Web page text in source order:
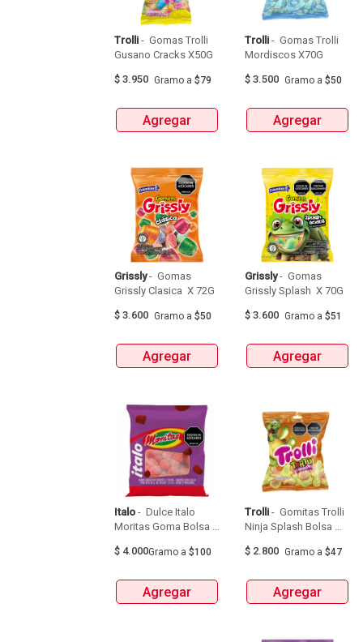
Trolli - Gomas Trolli
$ 3.950 Gramoa $79
Agregar
Trolli - Gomas Trolli
$3.500 Gramo a$50
Agregar
Grissly - Gomas
$ 3.600 Gramoa $50
Agregar
Grissly - Gomas
$3.600 Gramo a$51
Agregar
Italo - Dulce Italo
Moritas Goma Bolsa
$ 4.000Gramoa $100
Agregar
Trolli - Gomitas Trolli
Ninja Splash Bolsa
$ 2.800 Gramo a$47
Agregar